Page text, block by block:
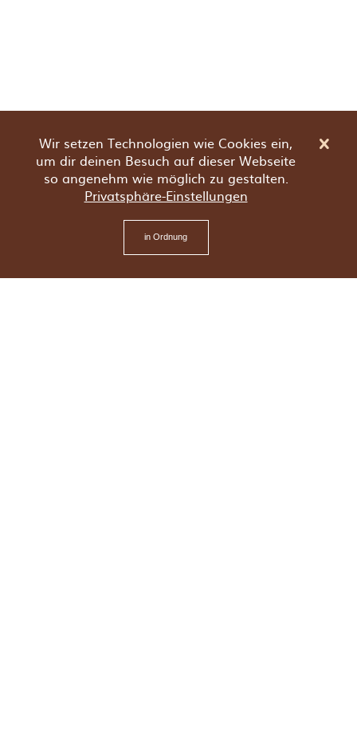
Wir setzen Technologien wie Cookies ein,
um dir deinen Besuch auf dieser Webseite
so angenehm wie möglich zu gestalten.
Privatsphäre-Einstellungen
in Ordnung